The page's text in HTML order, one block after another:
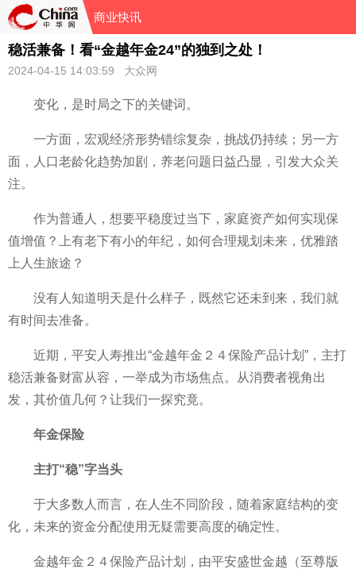
商业快讯
稳活兼备！看“金越年金24”的独到之处！
2024-04-15 14:03:59 大众网
变化，是时局之下的关键词。
一方面，宏观经济形势错综复杂，挑战仍持续；另一方
面，人口老龄化趋势加剧，养老问题日益凸显，引发大众关
注。
作为普通人，想要平稳度过当下，家庭资产如何实现保
值增值？上有老下有小的年纪，如何合理规划未来，优雅踏
上人生旅途？
没有人知道明天是什么样子，既然它还未到来，我们就
有时间去准备。
近期，平安人寿推出“金越年金２４保险产品计划”，主打
稳活兼备财富从容，一举成为市场焦点。从消费者视角出
发，其价值几何？让我们一探究竟。
年金保险
主打“稳”字当头
于大多数人而言，在人生不同阶段，随着家庭结构的变
化，未来的资金分配使用无疑需要高度的确定性。
金越年金２４保险产品计划，由平安盛世金越（至尊版